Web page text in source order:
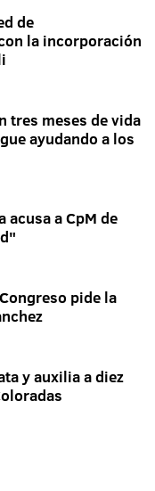
de
la incorporación
tres meses de vida
ayudando a los
acusa a CpM de
pide la
y auxilia a diez